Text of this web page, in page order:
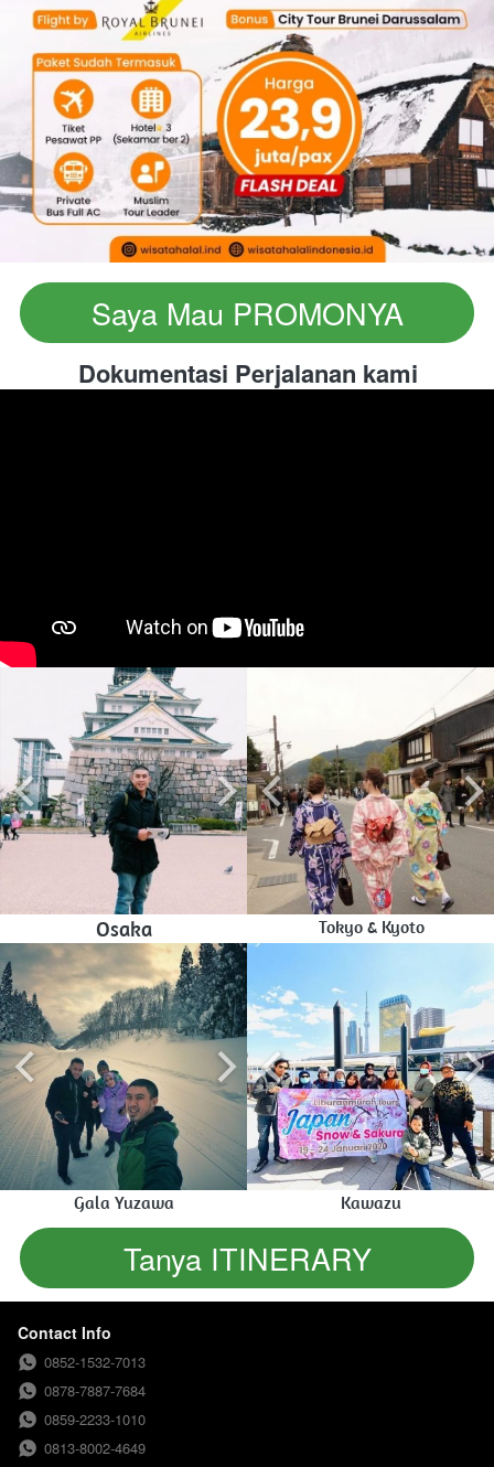
`Saya Mau PROMONYA
Dokumentasi Perjalanan kami
Osaka Tokyo & Kyoto
Gala Yuzawa Kawazu
`
Tanya ITINERARY
Contact Info
0852-1532-7013
0878-7887-7684
0859-2233-1010
0813-8002-4649